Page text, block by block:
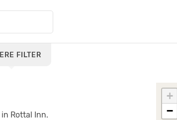
FILTER
Rottal Inn.
+
−